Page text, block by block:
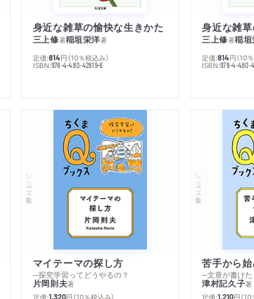
身近な雑草の愉快な生きかた
三上修著稲垣栄洋著
定価:814円 （10％税込み）
ISBN:978-4-480-42819-6
身近な雑
三上修著稲
定価:814円 （10
ISBN:978-4-480-
シリーズ・全集
マイテーマの探し方
─探究学習ってどうやるの？
片岡則夫著
定価:1,320円 （10％税込み）
シリーズ・全集
苦手から
─文章が書けた
津村記久子著
定価:1,210円 （